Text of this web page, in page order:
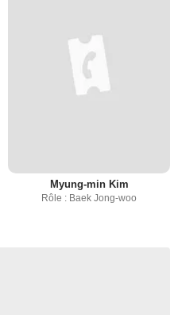
Myung-min Kim
Rôle : Baek Jong-woo